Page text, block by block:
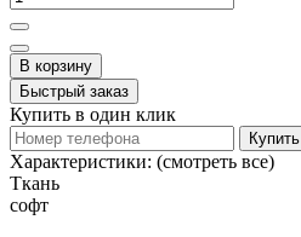
В корзину
Быстрый заказ
Купить в один клик
Купить
Характеристики: (смотреть все)
Ткань
софт